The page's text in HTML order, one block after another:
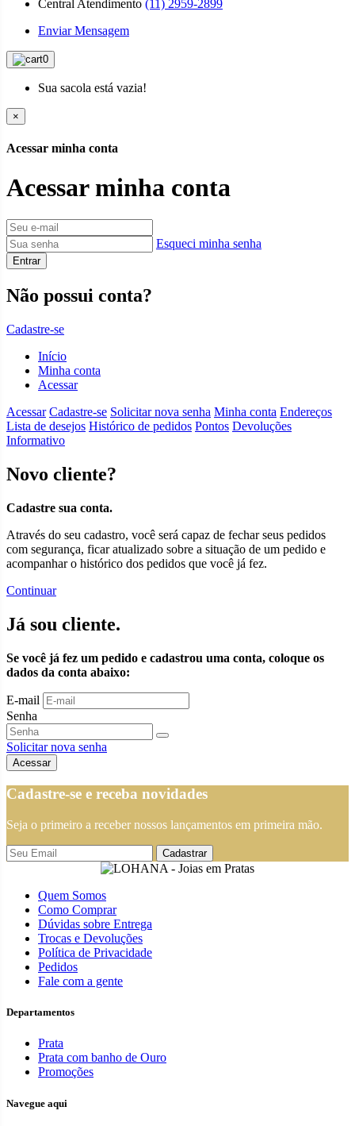
Central Atendimento (11) 2959-2899
Enviar Mensagem
0
Sua sacola está vazia!
×
Acessar minha conta
Acessar minha conta
Esqueci minha senha
Entrar
Não possui conta?
Cadastre-se
Início
Minha conta
Acessar
Acessar Cadastre-se Solicitar nova senha Minha conta Endereços
Lista de desejos Histórico de pedidos Pontos Devoluções
Informativo
Novo cliente?
Cadastre sua conta.
Através do seu cadastro, você será capaz de fechar seus pedidos
com segurança, ficar atualizado sobre a situação de um pedido e
acompanhar o histórico dos pedidos que você já fez.
Continuar
Já sou cliente.
Se você já fez um pedido e cadastrou uma conta, coloque os
dados da conta abaixo:
E-mail
Senha
Solicitar nova senha
Cadastre-se e receba novidades
Seja o primeiro a receber nossos lançamentos em primeira mão.
Cadastrar
Quem Somos
Como Comprar
Dúvidas sobre Entrega
Trocas e Devoluções
Política de Privacidade
Pedidos
Fale com a gente
Departamentos
Prata
Prata com banho de Ouro
Promoções
Navegue aqui